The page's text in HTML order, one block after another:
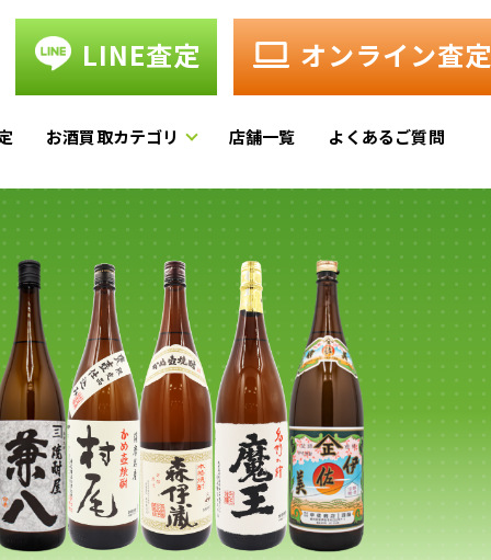
LINE査定 オンライン査定
お酒買取カテゴリ 店舗一覧 よくあるご質問